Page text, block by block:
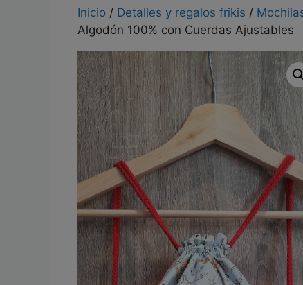
Inicio / Detalles y regalos frikis /
Algodón 100% con Cuerdas Ajustables